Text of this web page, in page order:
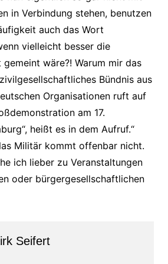
in Verbindung stehen, benutzen
auch das Wort
vielleicht besser die
wäre?! Warum mir das
Bündnis aus
Organisationen ruft auf
am 17.
heißt es in dem Aufruf.“
Militär kommt offenbar nicht.
ich lieber zu Veranstaltungen
oder bürgergesellschaftlichen
Seifert